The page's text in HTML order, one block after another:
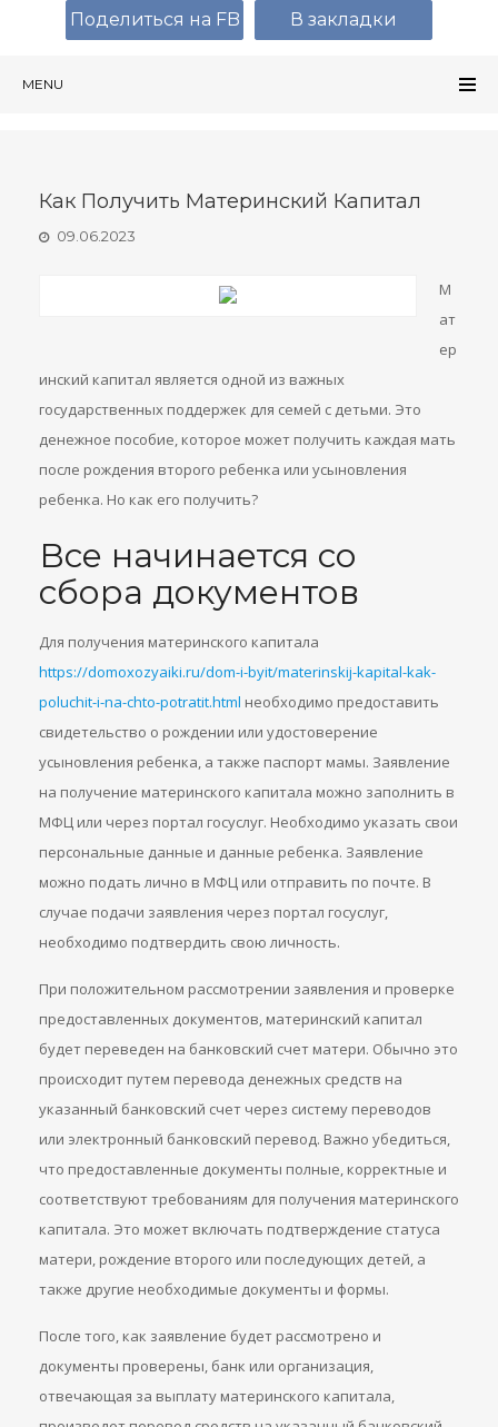
MENU
Как Получить Материнский Капитал
09.06.2023
М
ат
ер
инский капитал является одной из важных
государственных поддержек для семей с детьми. Это
денежное пособие, которое может получить каждая мать
после рождения второго ребенка или усыновления
ребенка. Но как его получить?
Все начинается со
сбора документов
Для получения материнского капитала
https://domoxozyaiki.ru/dom-i-byit/materinskij-kapital-kak-
poluchit-i-na-chto-potratit.html необходимо предоставить
свидетельство о рождении или удостоверение
усыновления ребенка, а также паспорт мамы. Заявление
на получение материнского капитала можно заполнить в
МФЦ или через портал госуслуг. Необходимо указать свои
персональные данные и данные ребенка. Заявление
можно подать лично в МФЦ или отправить по почте. В
случае подачи заявления через портал госуслуг,
необходимо подтвердить свою личность.
При положительном рассмотрении заявления и проверке
предоставленных документов, материнский капитал
будет переведен на банковский счет матери. Обычно это
происходит путем перевода денежных средств на
указанный банковский счет через систему переводов
или электронный банковский перевод. Важно убедиться,
что предоставленные документы полные, корректные и
соответствуют требованиям для получения материнского
капитала. Это может включать подтверждение статуса
матери, рождение второго или последующих детей, а
также другие необходимые документы и формы.
После того, как заявление будет рассмотрено и
документы проверены, банк или организация,
отвечающая за выплату материнского капитала,
Поделиться на FB В закладки